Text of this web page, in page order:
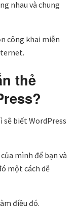
nhau và chung
công khai miễn
thẻ
biết WordPress
mình để bạn và
một cách dễ
điều đó.